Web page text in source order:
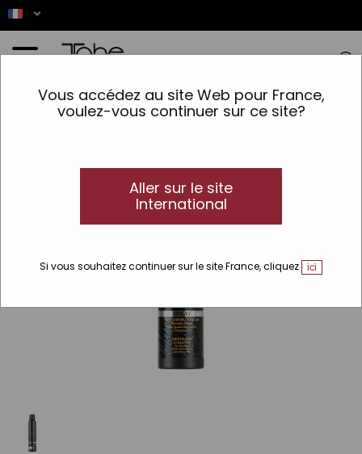
Vous accédez au site Web pour France,
voulez-vous continuer sur ce site?
Aller sur le site
International
Si vous souhaitez continuer sur le site France, cliquez ici
>Cheveux >Finition > Laques > Spray capillaire définition Nº351 Booster Spray